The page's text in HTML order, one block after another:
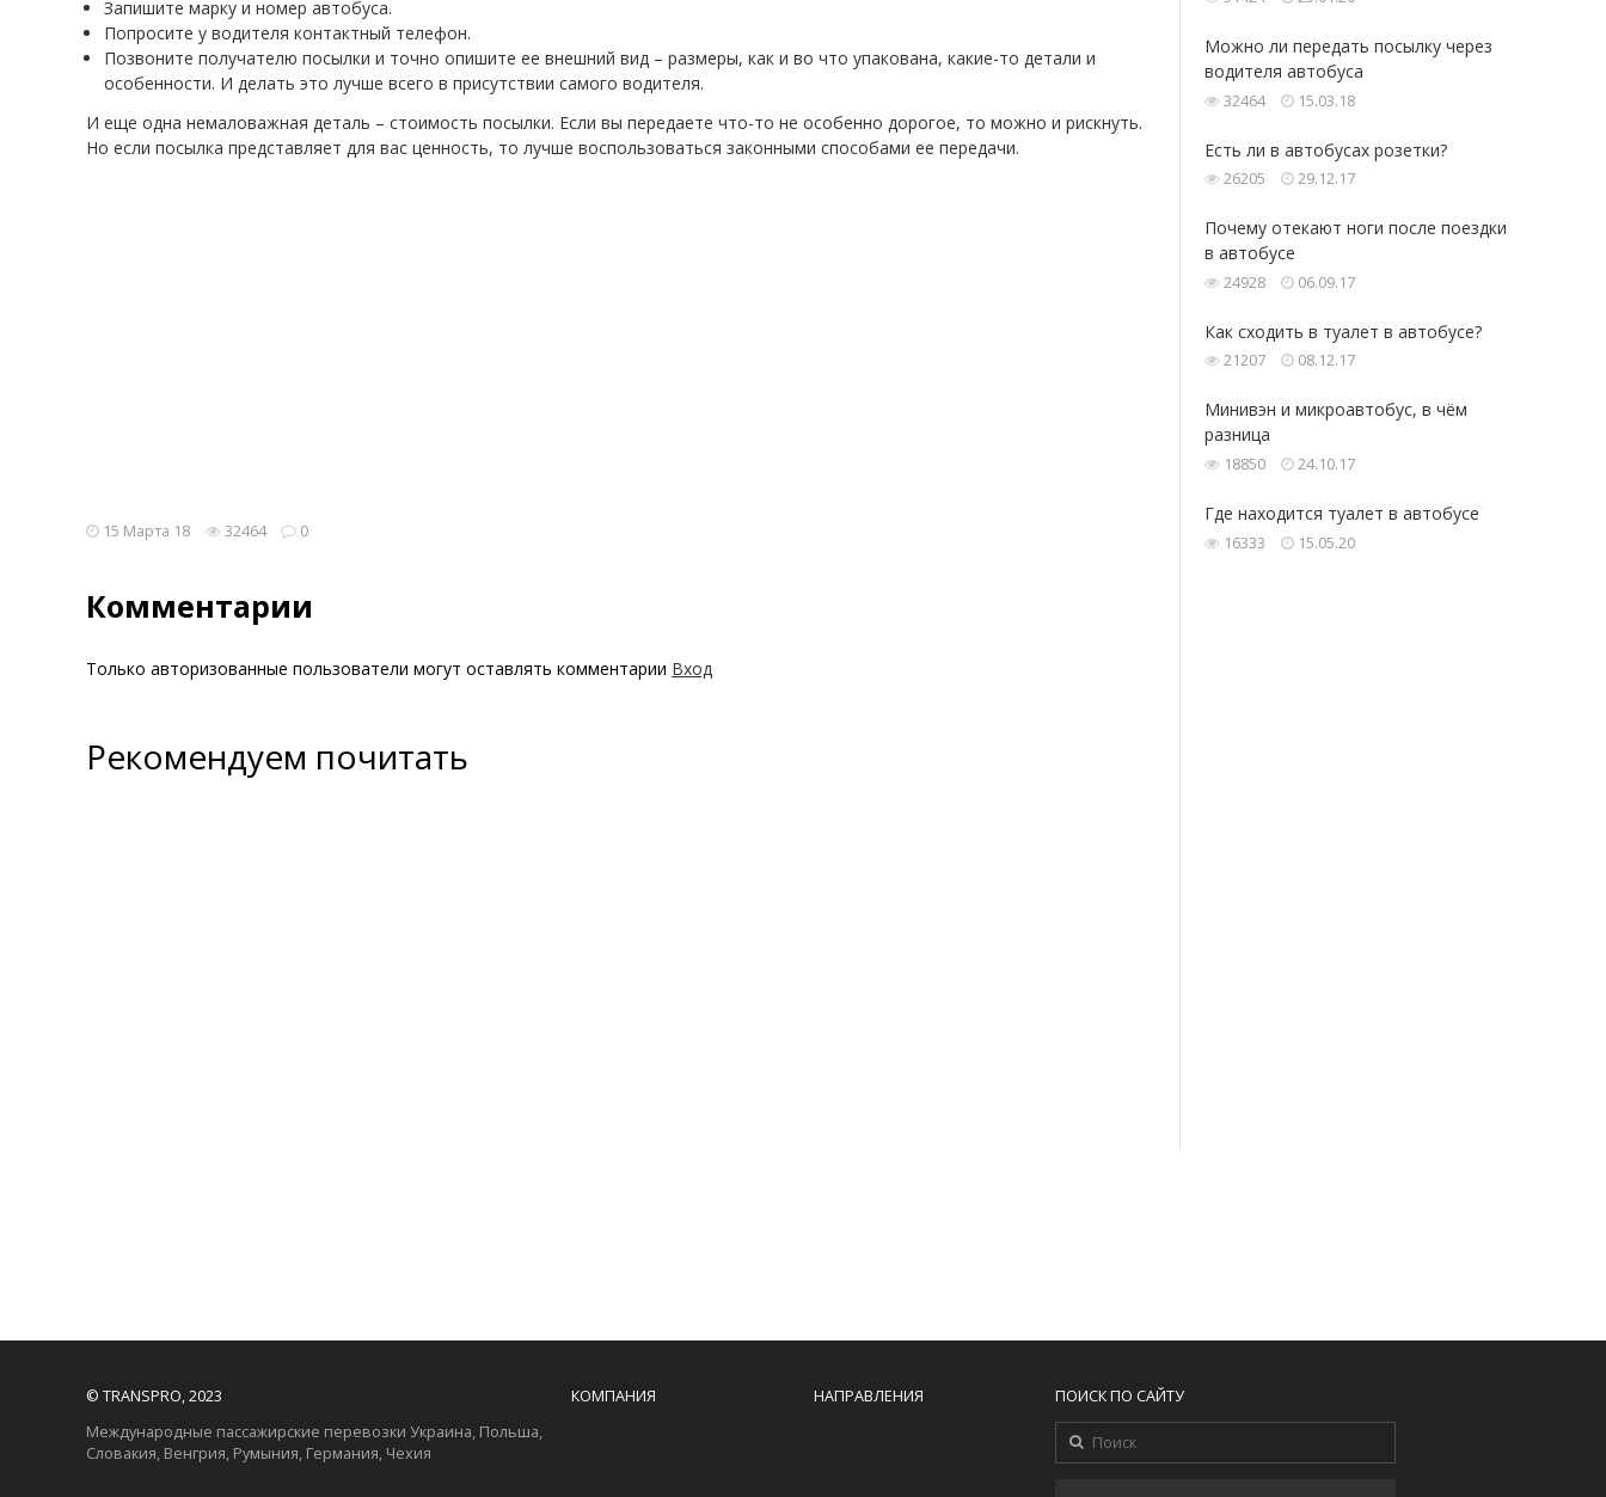
Запишите марку и номер автобуса.
Попросите у водителя контактный телефон.
Позвоните получателю посылки и точно опишите ее внешний вид – размеры, как и во что упакована, какие-то детали и
особенности. И делать это лучше всего в присутствии самого водителя.
И еще одна немаловажная деталь – стоимость посылки. Если вы передаете что-то не особенно дорогое, то можно и рискнуть.
Но если посылка представляет для вас ценность, то лучше воспользоваться законными способами ее передачи.
15 Марта 18 32464 0
Комментарии
Только авторизованные пользователи могут оставлять комментарии Вход
Рекомендуем почитать
Можно ли передать посылку через
водителя автобуса
32464 15.03.18
Есть ли в автобусах розетки?
26205 29.12.17
Почему отекают ноги после поездки
в автобусе
24928 06.09.17
Как сходить в туалет в автобусе?
21207 08.12.17
Минивэн и микроавтобус, в чём
разница
18850 24.10.17
Где‌ находится ‌туалет‌ ‌в‌ ‌автобусе‌ ‌
16333 15.05.20
© TRANSPRO, 2023
Международные пассажирские перевозки Украина, Польша,
Словакия, Венгрия, Румыния, Германия, Чехия
КОМПАНИЯ НАПРАВЛЕНИЯ ПОИСК ПО САЙТУ